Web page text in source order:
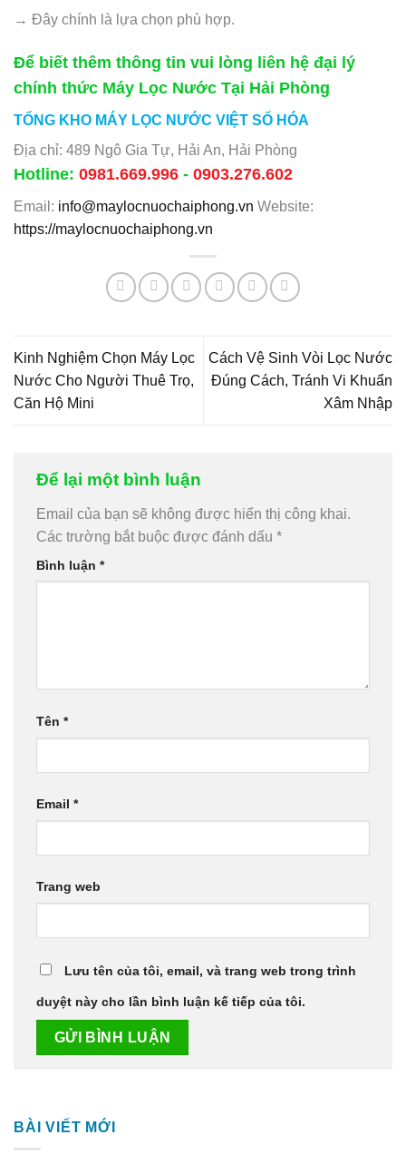
→ Đây chính là lựa chọn phù hợp.
Để biết thêm thông tin vui lòng liên hệ đại lý
chính thức Máy Lọc Nước Tại Hải Phòng
TỔNG KHO MÁY LỌC NƯỚC VIỆT SỐ HÓA
Địa chỉ: 489 Ngô Gia Tự, Hải An, Hải Phòng
Hotline: 0981.669.996 - 0903.276.602
Email: info@maylocnuochaiphong.vn Website:
https://maylocnuochaiphong.vn
Kinh Nghiệm Chọn Máy Lọc
Nước Cho Người Thuê Trọ,
Căn Hộ Mini
Cách Vệ Sinh Vòi Lọc Nước
Đúng Cách, Tránh Vi Khuẩn
Xâm Nhập
Để lại một bình luận
Email của bạn sẽ không được hiển thị công khai.
Các trường bắt buộc được đánh dấu *
Bình luận *
Tên *
Email *
Trang web
Lưu tên của tôi, email, và trang web trong trình
duyệt này cho lần bình luận kế tiếp của tôi.
BÀI VIẾT MỚI